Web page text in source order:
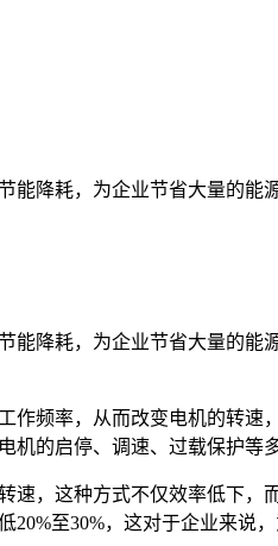
降耗，为企业节省大量的能
能降耗，为企业节省大量的能
频率，从而改变电机的转速
机的启停、调速、过载保护等
，这种方式不仅效率低下，
20%至30%，这对于企业来说